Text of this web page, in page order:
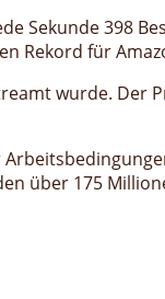
Sekunde 398
Rekord für
wurde. Der
über 175